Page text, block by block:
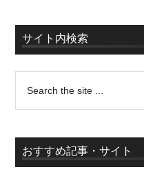
サイト内検索
おすすめ記事・サイト